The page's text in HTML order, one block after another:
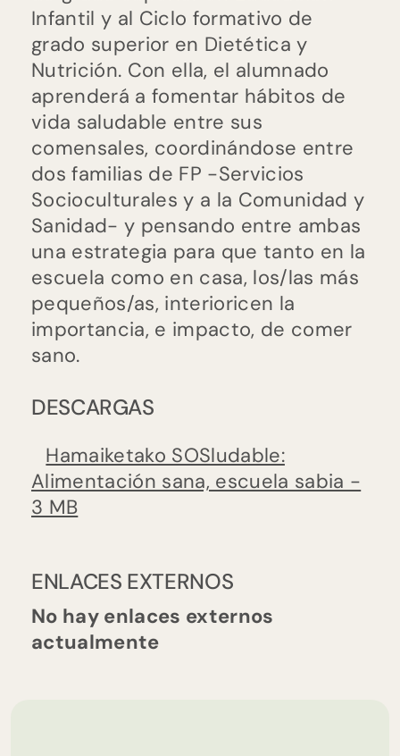
Infantil y al Ciclo formativo de
grado superior en Dietética y
Nutrición. Con ella, el alumnado
aprenderá a fomentar hábitos de
vida saludable entre sus
comensales, coordinándose entre
dos familias de FP -Servicios
Socioculturales y a la Comunidad y
Sanidad- y pensando entre ambas
una estrategia para que tanto en la
escuela como en casa, los/las más
pequeños/as, interioricen la
importancia, e impacto, de comer
sano.
DESCARGAS
Hamaiketako SOSludable:
Alimentación sana, escuela sabia -
3 MB
ENLACES EXTERNOS
No hay enlaces externos
actualmente